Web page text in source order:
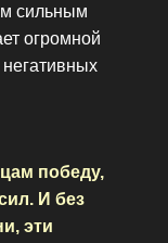
сильным
огромной
победу,
И без
эти